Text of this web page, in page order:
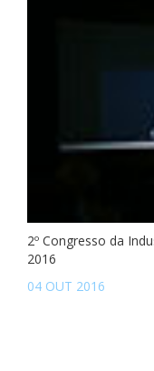
2º Congresso da
2016
04 OUT 2016